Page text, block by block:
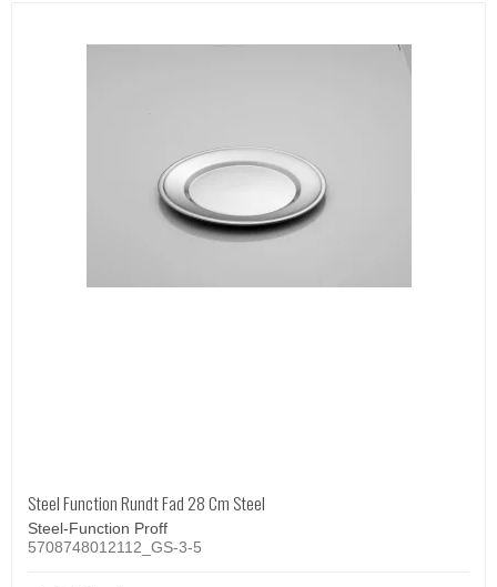
Steel Function Rundt Fad 28 Cm Steel
Steel-Function Proff
5708748012112_GS-3-5